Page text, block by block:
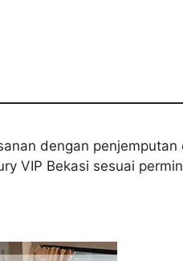
dengan penjemputan
VIP Bekasi sesuai